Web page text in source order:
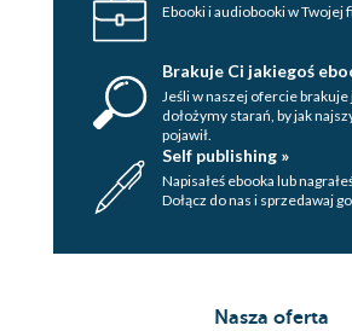
Ebooki i audiobooki w Twojej
Brakuje Ci jakiegoś
Jeśli w naszej ofercie brakuje
dołożymy starań, by jak
pojawił.
Self publishing »
Napisałeś ebooka lub
Dołącz do nas i sprzedawaj
Nasza oferta